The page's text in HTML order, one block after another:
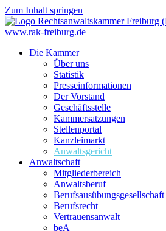
Zum Inhalt springen
Die Kammer
Über uns
Statistik
Presseinformationen
Der Vorstand
Geschäftsstelle
Kammersatzungen
Stellenportal
Kanzleimarkt
Anwaltsgericht
Anwaltschaft
Mitgliederbereich
Anwaltsberuf
Berufsausübungs­gesellschaft
Berufsrecht
Vertrauensanwalt
beA